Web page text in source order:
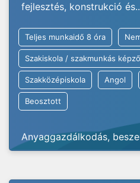
fejlesztés, konstrukció
Teljes munkaidő 8 óra
Szakiskola / szakmunkás képző
Szakközépiskola Angol
Beosztott
Anyaggazdálkodás,